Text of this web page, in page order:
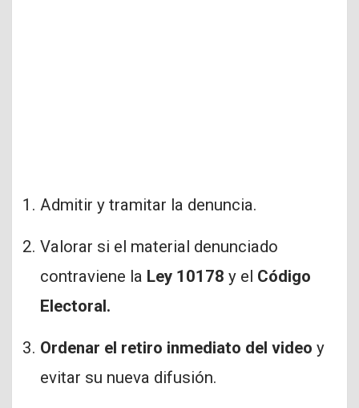
Admitir y tramitar la denuncia.
Valorar si el material denunciado
contraviene la Ley 10178 y el Código
Electoral.
Ordenar el retiro inmediato del video y
evitar su nueva difusión.